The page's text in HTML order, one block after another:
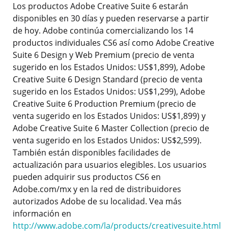
Los productos Adobe Creative Suite 6 estarán
disponibles en 30 días y pueden reservarse a partir
de hoy. Adobe continúa comercializando los 14
productos individuales CS6 así como Adobe Creative
Suite 6 Design y Web Premium (precio de venta
sugerido en los Estados Unidos: US$1,899), Adobe
Creative Suite 6 Design Standard (precio de venta
sugerido en los Estados Unidos: US$1,299), Adobe
Creative Suite 6 Production Premium (precio de
venta sugerido en los Estados Unidos: US$1,899) y
Adobe Creative Suite 6 Master Collection (precio de
venta sugerido en los Estados Unidos: US$2,599).
También están disponibles facilidades de
actualización para usuarios elegibles. Los usuarios
pueden adquirir sus productos CS6 en
Adobe.com/mx y en la red de distribuidores
autorizados Adobe de su localidad. Vea más
información en
http://www.adobe.com/la/products/creativesuite.html